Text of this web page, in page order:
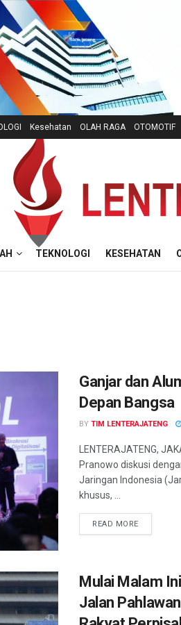
Kesehatan OLAH RAGA OTOMOTIF
TEKNOLOGI KESEHATAN
Ganjar dan
Depan Bangsa
BY TIM LENTERAJATENG
LENTERAJATENG,
Pranowo diskusi
Jaringan Indonesia
khusus, ...
READ MOREDETAILS
Mulai Malam
Jalan